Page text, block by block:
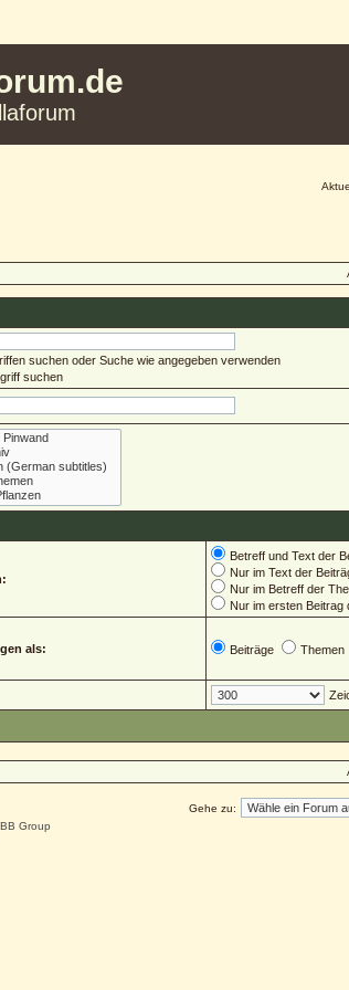
suchen oder Suche wie angegeben verwenden
suchen
Betreff und Text der
Nur im Text der
Nur im Betreff der
Nur im ersten Beitrag
als: Beiträge Themen
Gehe zu:
Group